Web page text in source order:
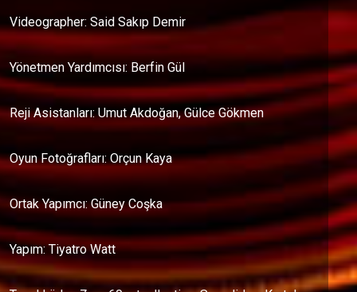
Videographer: Said Sakıp Demir
Yönetmen Yardımcısı: Berfin Gül
Reji Asistanları: Umut Akdoğan, Gülce Gökmen
Oyun Fotoğrafları: Orçun Kaya
Ortak Yapımcı: Güney Coşka
Yapım: Tiyatro Watt